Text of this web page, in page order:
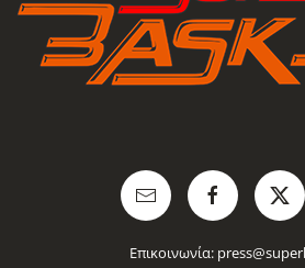
Επικοινωνία: